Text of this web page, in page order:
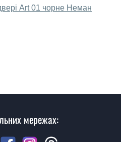
можуть зробити замір та
співробітник має з
візерунків. Після виміру та
заявку, не
Art 01 чорне Неман
мережах: